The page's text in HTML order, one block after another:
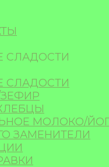
СЛАДОСТИ
СЛАДОСТИ
МОЛОКО/
ЗАМЕНИТЕЛИ